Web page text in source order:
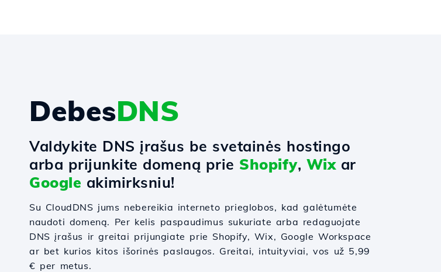
DebesDNS
Valdykite DNS įrašus be svetainės hostingo
arba prijunkite domeną prie Shopify, Wixar
Google akimirksniu!
Su CloudDNS jums nebereikia interneto prieglobos, kad galėtumėte
naudoti domeną. Per kelis paspaudimus sukuriate arba redaguojate
DNS įrašus ir greitai prijungiate prie Shopify, Wix, Google Workspace
ar bet kurios kitos išorinės paslaugos. Greitai, intuityviai, vos už 5,99
€ per metus.